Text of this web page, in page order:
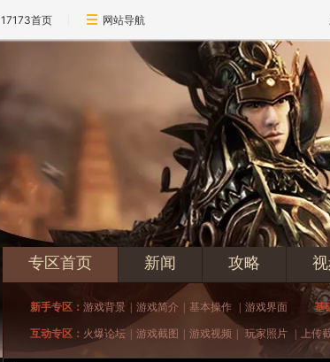
17173首页 网站导航
专区首页 新闻 攻略
新手专区： 游戏背景 游戏简介 基本操作 游戏界面 基
互动专区： 火爆论坛 游戏截图 游戏视频 玩家照片 上传